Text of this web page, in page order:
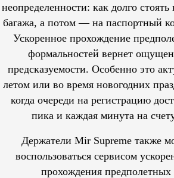
неопределенности: как долго стоять
багажа, а потом — на паспортный
Ускоренное прохождение
формальностей вернет
предсказуемости. Особенно это
летом или во время новогодних
когда очереди на регистрацию
пика и каждая минута на
Держатели Mir Supreme также
воспользоваться сервисом
прохождения предполетных